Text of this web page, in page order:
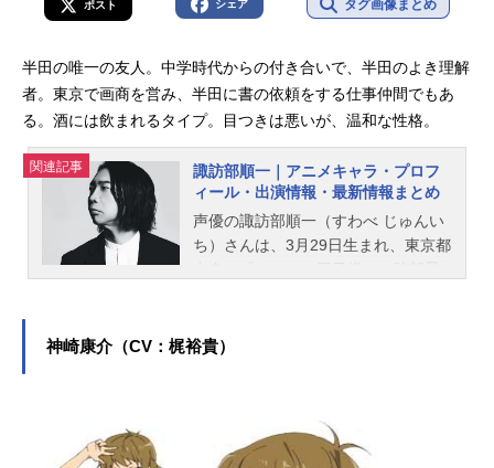
ポスト シェア タグ画像まとめ
半田の唯一の友人。中学時代からの付き合いで、半田のよき理解
者。東京で画商を営み、半田に書の依頼をする仕事仲間でもあ
る。酒には飲まれるタイプ。目つきは悪いが、温和な性格。
関連記事
諏訪部順一｜アニメキャラ・プロフ
ィール・出演情報・最新情報まとめ
声優の諏訪部順一（すわべ じゅんい
ち）さんは、3月29日生まれ、東京都
ーを多く演じています。こちらで
神崎康介（CV：梶裕貴）